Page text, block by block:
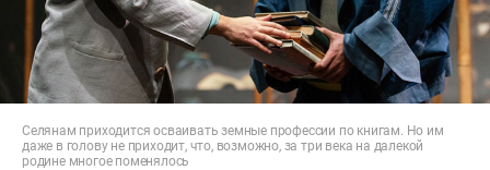
Селянам приходится осваивать земные профессии по книгам. Но им
даже в голову не приходит, что, возможно, за три века на далекой
родине многое поменялось